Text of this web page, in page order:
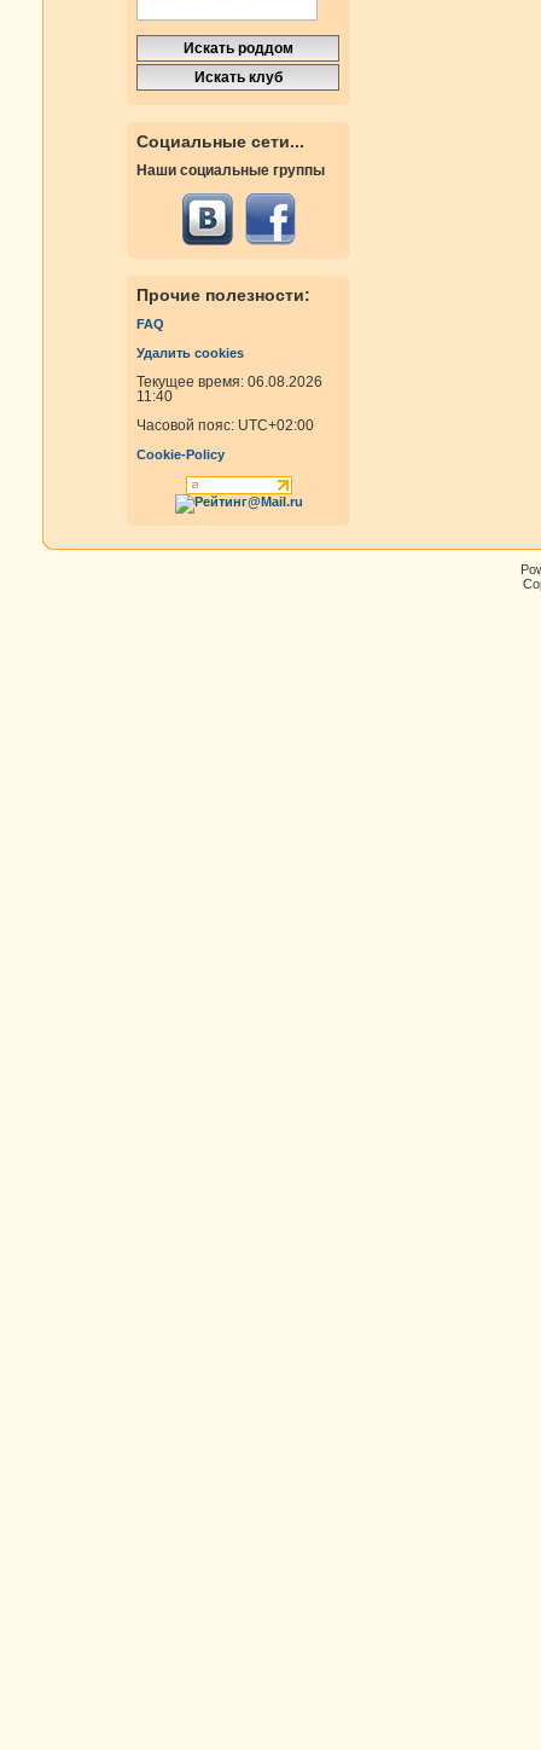
Социальные сети...
Наши социальные группы
Прочие полезности:
FAQ
Удалить cookies
Текущее время: 06.08.2026
11:40
Часовой пояс: UTC+02:00
Cookie-Policy